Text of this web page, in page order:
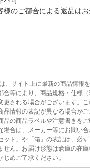
様のご都合による返品は
、サイト上に最新の商品情報
等により、商品規格・仕様（
更される場合がございます。
品情報の表記が異なる場合が
品の商品ラベルや注意書きを
合は、メーカー等にお問い合
ット」や「箱」の表記は、必
せん。お届け形態は倉庫の在
めご了承ください。